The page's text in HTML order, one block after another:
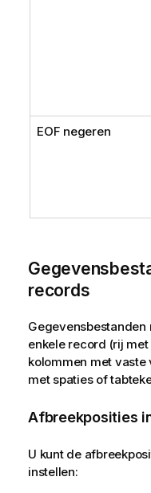
EOF negeren
records
enkele record (rij
kolommen met
met spaties of
Afbreekposities
U kunt de
instellen: